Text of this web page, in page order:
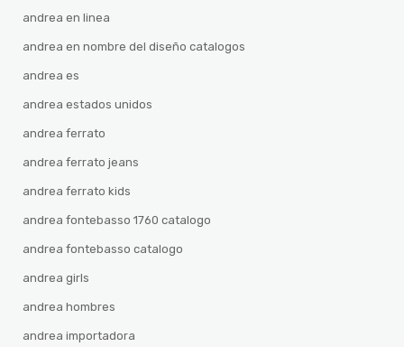
andrea en linea
andrea en nombre del diseño catalogos
andrea es
andrea estados unidos
andrea ferrato
andrea ferrato jeans
andrea ferrato kids
andrea fontebasso 1760 catalogo
andrea fontebasso catalogo
andrea girls
andrea hombres
andrea importadora